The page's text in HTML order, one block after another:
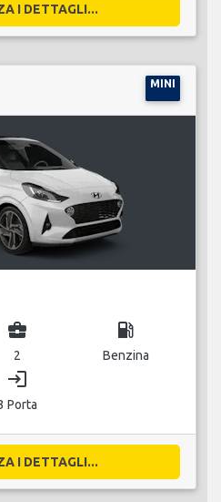
I DETTAGLI...
MINI
business_center
2
local_gas_station
Benzina
login
Porta
I DETTAGLI...